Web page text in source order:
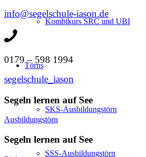
Kombikurs SRC und UBI
Törns
SKS-Ausbildungstörn
SSS-Ausbildungstörn
info@segelschule-iason.de
0179 – 598 1994
segelschule_iason
Segeln lernen auf See
Ausbildungstörn
Segeln lernen auf See